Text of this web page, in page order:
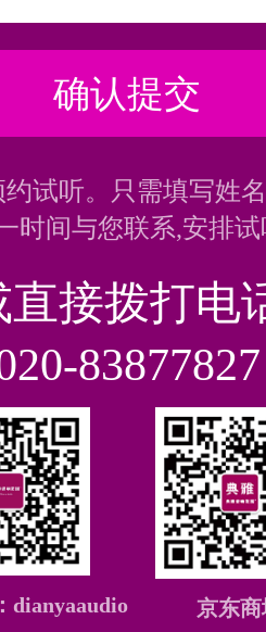
试听。只需填写姓
时间与您联系,安排
直接拨打电
83877827
dianyaaudio 京东商